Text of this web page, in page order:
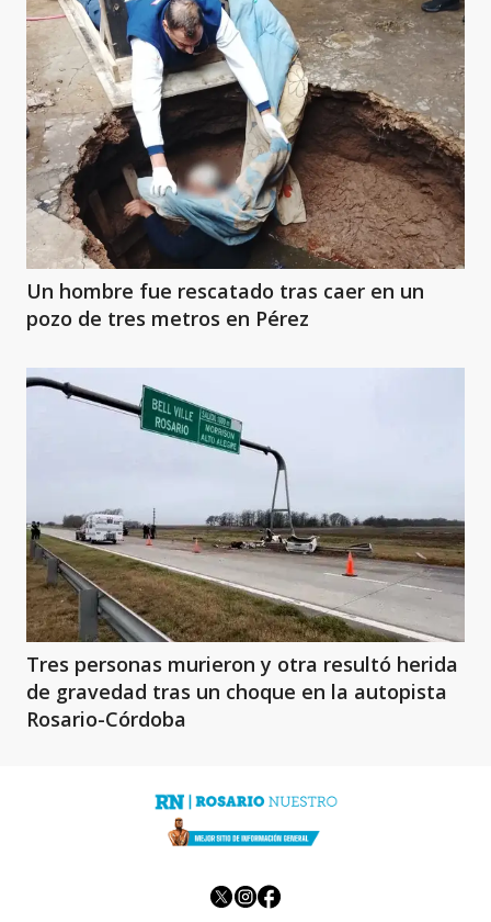
Un hombre fue rescatado tras caer en un
pozo de tres metros en Pérez
Tres personas murieron y otra resultó herida
de gravedad tras un choque en la autopista
Rosario-Córdoba